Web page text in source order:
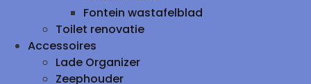
Fontein wastafelblad
Toilet renovatie
Accessoires
Lade Organizer
Zeephouder